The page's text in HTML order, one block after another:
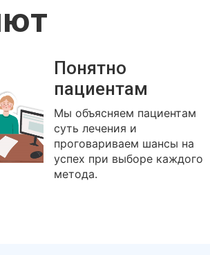
Понятно
пациентам
Мы объясняем пациентам
суть лечения и
проговариваем шансы на
успех при выборе каждого
метода.